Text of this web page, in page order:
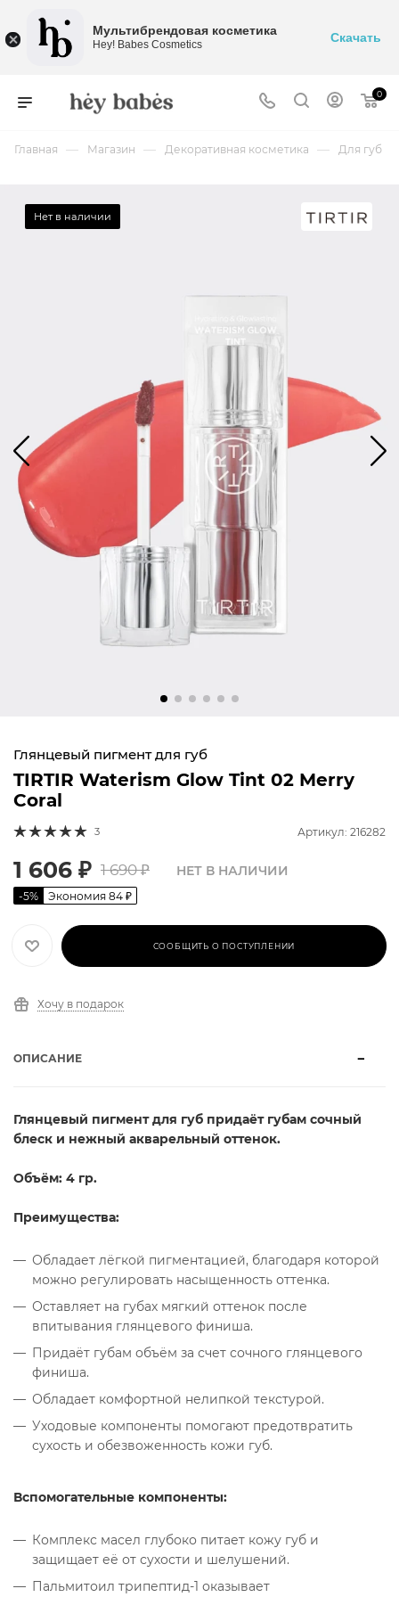
0
Главная — Магазин — Декоративная косметика — Для губ
Нет в наличии
Глянцевый пигмент для губ
TIRTIR Waterism Glow Tint 02 Merry
Coral
3 Артикул: 216282
1 606 ₽ 1 690₽
-5% Экономия 84 ₽
НЕТ В НАЛИЧИИ
СООБЩИТЬ О ПОСТУПЛЕНИИ
Хочу в подарок
ОПИСАНИЕ
Глянцевый пигмент для губ придаёт губам сочный
блеск и нежный акварельный оттенок.
Объём: 4 гр.
Преимущества:
Обладает лёгкой пигментацией, благодаря которой
можно регулировать насыщенность оттенка.
Оставляет на губах мягкий оттенок после
впитывания глянцевого финиша.
Придаёт губам объём за счет сочного глянцевого
финиша.
Обладает комфортной нелипкой текстурой.
Уходовые компоненты помогают предотвратить
сухость и обезвоженность кожи губ.
Вспомогательные компоненты:
Комплекс масел глубоко питает кожу губ и
защищает её от сухости и шелушений.
Пальмитоил трипептид-1 оказывает
Мультибрендовая косметика
Hey! Babes Cosmetics Скачать